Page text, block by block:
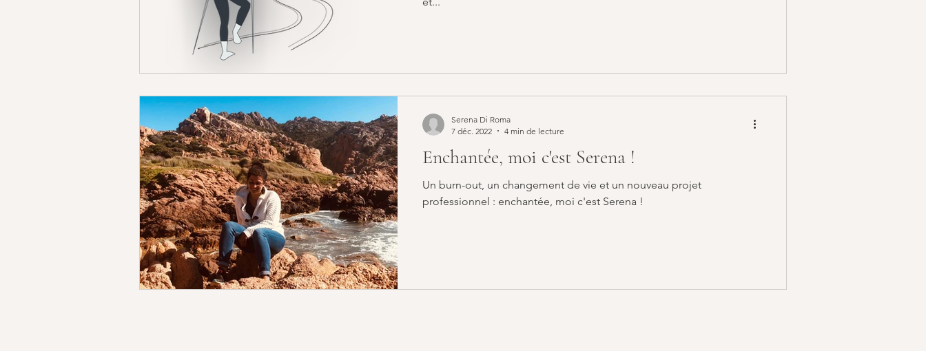
Enchantée, moi c'est Serena !
Un burn-out, un changement de vie et un nouveau projet
professionnel : enchantée, moi c'est Serena !
Serena Di Roma
7 déc. 2022
4 min de lecture